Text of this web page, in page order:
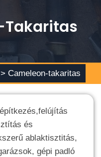
> Cameleon-takaritas
és
ablaktisztitás,
gépi padló